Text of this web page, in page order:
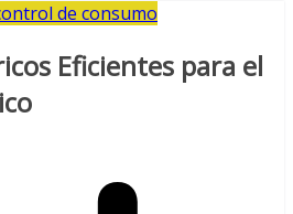
de consumo
Eficientes para el